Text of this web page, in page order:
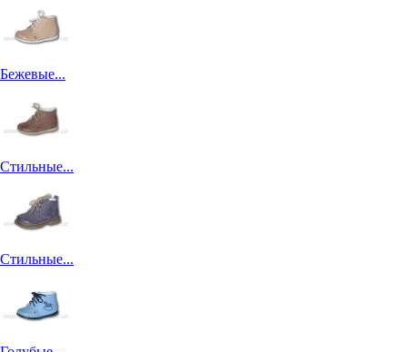
Бежевые...
Стильные...
Стильные...